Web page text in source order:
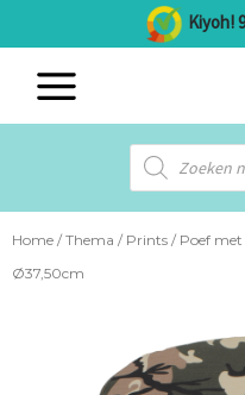
naar
Kiyoh!
MAIN
MENU
Producten
zoeken
Home / Thema / Prints / Poef met
Ø37,50cm